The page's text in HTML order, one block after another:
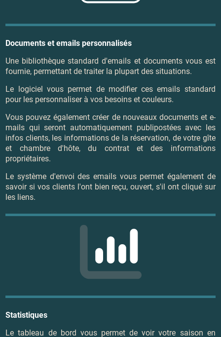
Documents et emails personnalisés
Une bibliothèque standard d'emails et documents vous est
fournie, permettant de traiter la plupart des situations.
Le logiciel vous permet de modifier ces emails standard
pour les personnaliser à vos besoins et couleurs.
Vous pouvez également créer de nouveaux documents et e-
mails qui seront automatiquement publipostées avec les
infos clients, les informations de la réservation, de votre gîte
et chambre d'hôte, du contrat et des informations
propriétaires.
Le système d'envoi des emails vous permet également de
savoir si vos clients l'ont bien reçu, ouvert, s'il ont cliqué sur
les liens.
Statistiques
Le tableau de bord vous permet de voir votre saison en